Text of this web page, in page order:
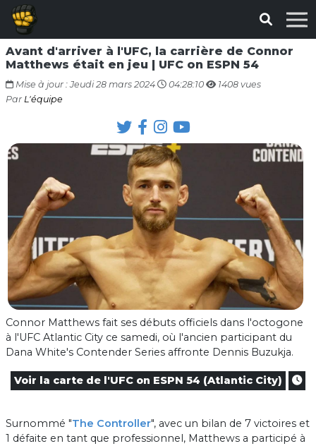
Avant d'arriver à l'UFC, la carrière de Connor
Matthews était en jeu | UFC on ESPN 54
Mise à jour : Jeudi 28 mars 2024 04:28:10
1408 vues
Par L'équipe
Connor Matthews fait ses débuts officiels dans l'octogone
à l'UFC Atlantic City ce samedi, où l'ancien participant du
Dana White's Contender Series affronte Dennis Buzukja.
Voir la carte de l'UFC on ESPN 54 (Atlantic City)
Surnommé "The Controller", avec un bilan de 7 victoires et
1 défaite en tant que professionnel, Matthews a participé à